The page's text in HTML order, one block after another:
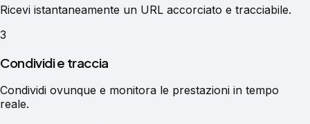
Ricevi istantaneamente un URL accorciato e tracciabile.
3
Condividi e traccia
Condividi ovunque e monitora le prestazioni in tempo
reale.